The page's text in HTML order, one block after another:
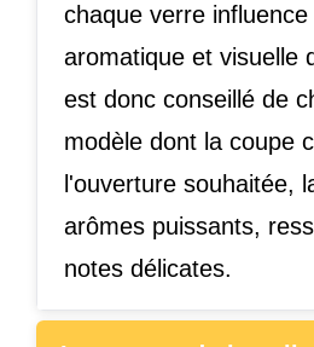
chaque verre
aromatique et visuelle
est donc conseillé de
modèle dont la coupe
l'ouverture souhaitée,
arômes puissants,
notes délicates.